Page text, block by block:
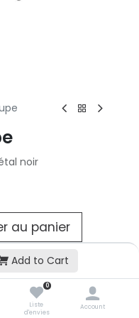
Add to Cart
0
Liste
d'envies
Account
noir
au panier
dans votre panier
indisponible.